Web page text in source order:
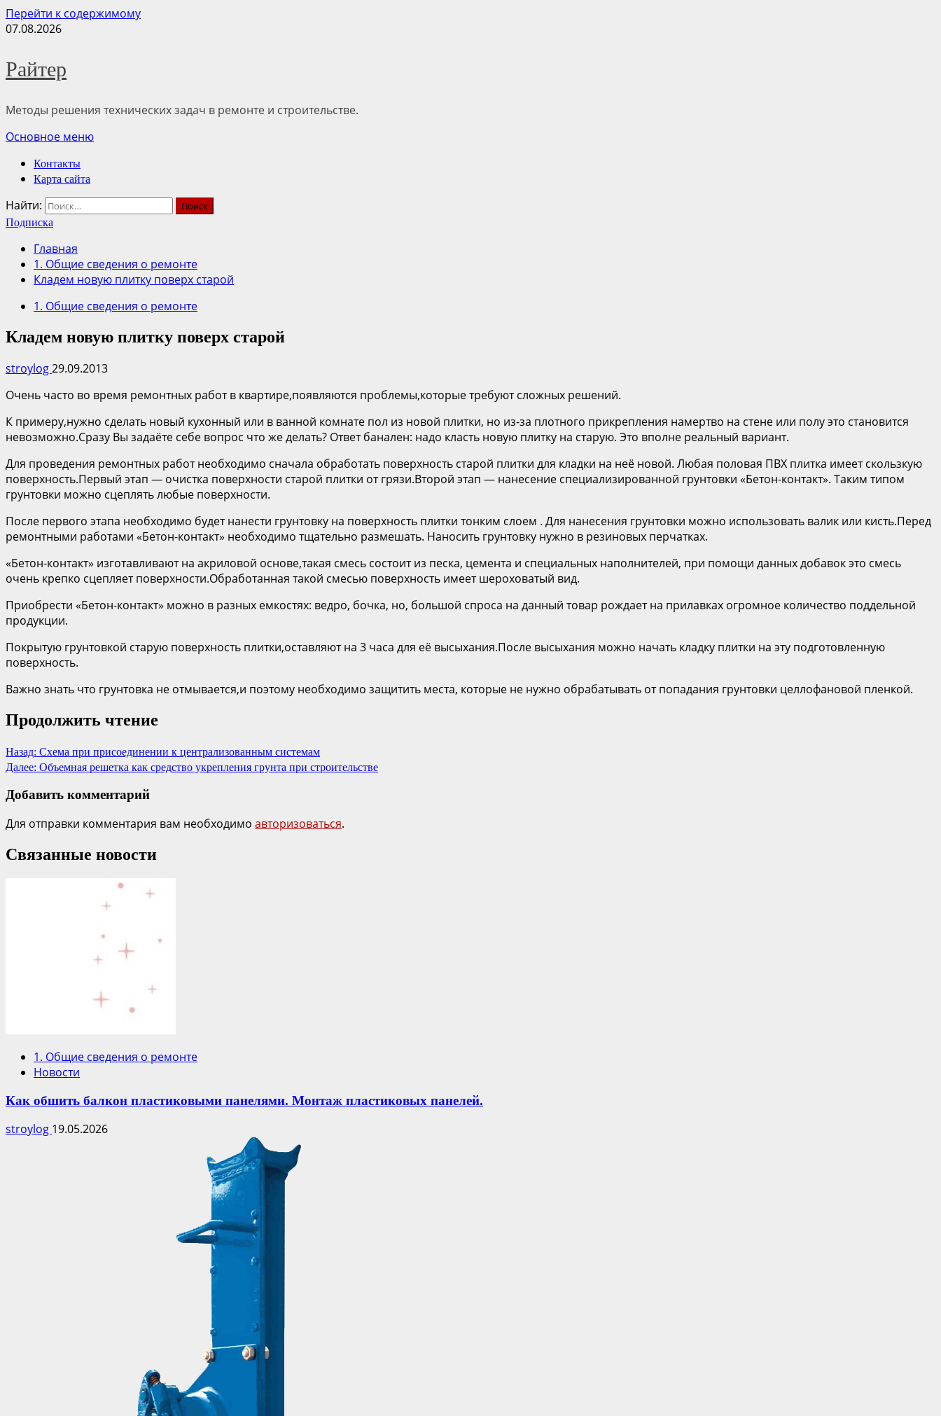
Перейти к содержимому
07.08.2026
Райтер
Методы решения технических задач в ремонте и строительстве.
Основное меню
Контакты
Карта сайта
Найти:
Подписка
Главная
1. Общие сведения о ремонте
Кладем новую плитку поверх старой
1. Общие сведения о ремонте
Кладем новую плитку поверх старой
stroylog29.09.2013
Очень часто во время ремонтных работ в квартире,появляются проблемы,которые требуют сложных решений.
К примеру,нужно сделать новый кухонный или в ванной комнате пол из новой плитки, но из-за плотного прикрепления намертво на стене или полу это становится
невозможно.Сразу Вы задаёте себе вопрос что же делать? Ответ банален: надо класть новую плитку на старую. Это вполне реальный вариант.
Для проведения ремонтных работ необходимо сначала обработать поверхность старой плитки для кладки на неё новой. Любая половая ПВХ плитка имеет скользкую
поверхность.Первый этап — очистка поверхности старой плитки от грязи.Второй этап — нанесение специализированной грунтовки «Бетон-контакт». Таким типом
грунтовки можно сцеплять любые поверхности.
После первого этапа необходимо будет нанести грунтовку на поверхность плитки тонким слоем . Для нанесения грунтовки можно использовать валик или кисть.Перед
ремонтными работами «Бетон-контакт» необходимо тщательно размешать. Наносить грунтовку нужно в резиновых перчатках.
«Бетон-контакт» изготавливают на акриловой основе,такая смесь состоит из песка, цемента и специальных наполнителей, при помощи данных добавок это смесь
очень крепко сцепляет поверхности.Обработанная такой смесью поверхность имеет шероховатый вид.
Приобрести «Бетон-контакт» можно в разных емкостях: ведро, бочка, но, большой спроса на данный товар рождает на прилавках огромное количество поддельной
продукции.
Покрытую грунтовкой старую поверхность плитки,оставляют на 3 часа для её высыхания.После высыхания можно начать кладку плитки на эту подготовленную
поверхность.
Важно знать что грунтовка не отмывается,и поэтому необходимо защитить места, которые не нужно обрабатывать от попадания грунтовки целлофановой пленкой.
Продолжить чтение
Назад: Схема при присоединении к централизованным системам
Далее: Объемная решетка как средство укрепления грунта при строительстве
Добавить комментарий
Для отправки комментария вам необходимо авторизоваться.
Связанные новости
1. Общие сведения о ремонте
Новости
Как обшить балкон пластиковыми панелями. Монтаж пластиковых панелей.
stroylog 19.05.2026